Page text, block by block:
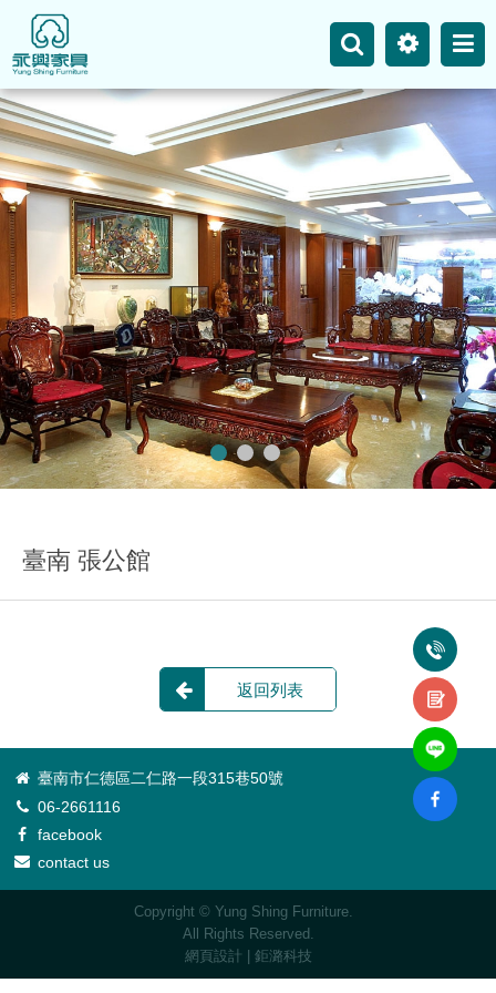
網站地圖
主選單
永興事業
最新消息
產品介紹
空間案例
聯絡我們
臺南 張公館
返回列表
臺南市仁德區二仁路一段315巷50號
06-2661116
facebook
contact us
Copyright © Yung Shing Furniture.
All Rights Reserved.
網頁設計 | 鉅潞科技